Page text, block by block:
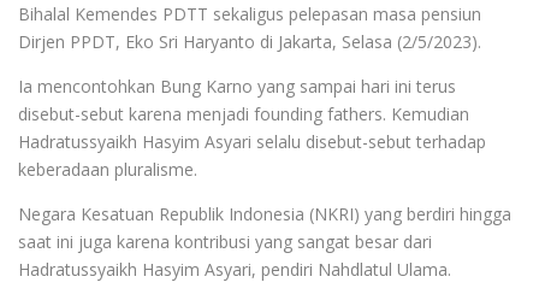
Bihalal Kemendes PDTT sekaligus pelepasan masa pensiun
Dirjen PPDT, Eko Sri Haryanto di Jakarta, Selasa (2/5/2023).
Ia mencontohkan Bung Karno yang sampai hari ini terus
disebut-sebut karena menjadi founding fathers. Kemudian
Hadratussyaikh Hasyim Asyari selalu disebut-sebut terhadap
keberadaan pluralisme.
Negara Kesatuan Republik Indonesia (NKRI) yang berdiri hingga
saat ini juga karena kontribusi yang sangat besar dari
Hadratussyaikh Hasyim Asyari, pendiri Nahdlatul Ulama.